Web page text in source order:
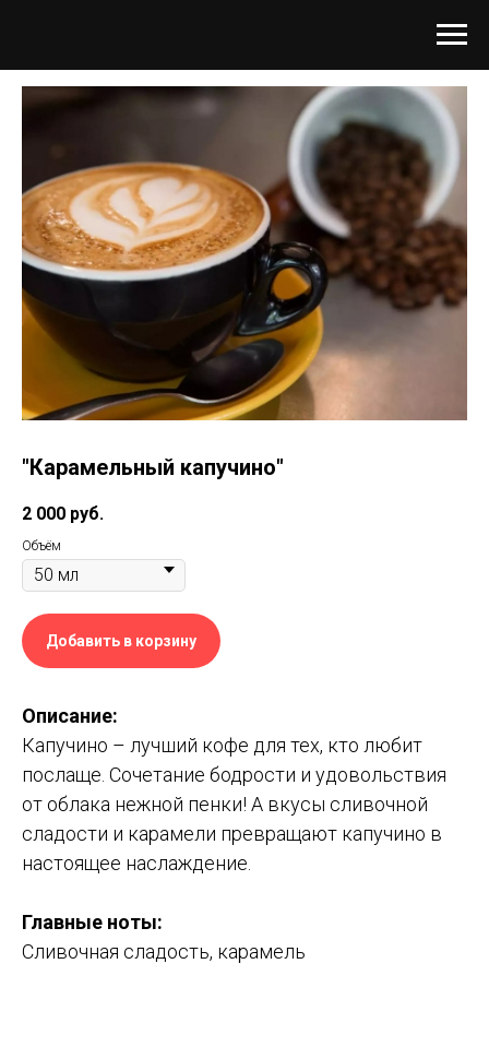
"Карамельный капучино"
2 000 руб.
Объём
Добавить в корзину
Описание:
Капучино – лучший кофе для тех, кто любит
послаще. Сочетание бодрости и удовольствия
от облака нежной пенки! А вкусы сливочной
сладости и карамели превращают капучино в
настоящее наслаждение.
Главные ноты:
Сливочная сладость, карамель